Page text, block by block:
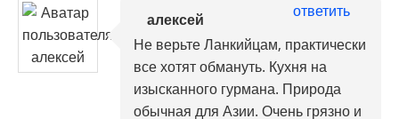
алексей
ответить
Не верьте Ланкийцам, практически
все хотят обмануть. Кухня на
изысканного гурмана. Природа
обычная для Азии. Очень грязно и